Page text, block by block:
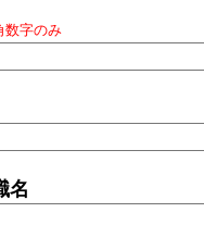
数字のみ
名